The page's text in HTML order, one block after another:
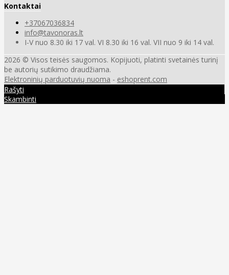
Kontaktai
+37067036834
info@tavonoras.lt
I-V nuo 8.30 iki 17 val. VI 8.30 iki 16 val. VII nuo 9 iki 14 val.
2026 © Visos teisės saugomos. Kopijuoti, platinti svetainės turinį
be autorių sutikimo draudžiama.
Elektroninių parduotuvių nuoma - eshoprent.com
Rašyti
Skambinti